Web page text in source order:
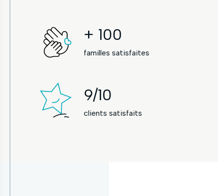
+ 100
familles satisfaites
9/10
clients satisfaits